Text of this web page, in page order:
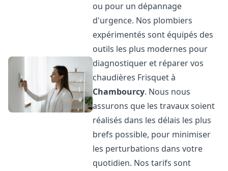
ou pour un dépannage
d'urgence. Nos plombiers
expérimentés sont équipés des
outils les plus modernes pour
diagnostiquer et réparer vos
chaudières Frisquet à
Chambourcy. Nous nous
assurons que les travaux soient
réalisés dans les délais les plus
brefs possible, pour minimiser
les perturbations dans votre
quotidien. Nos tarifs sont